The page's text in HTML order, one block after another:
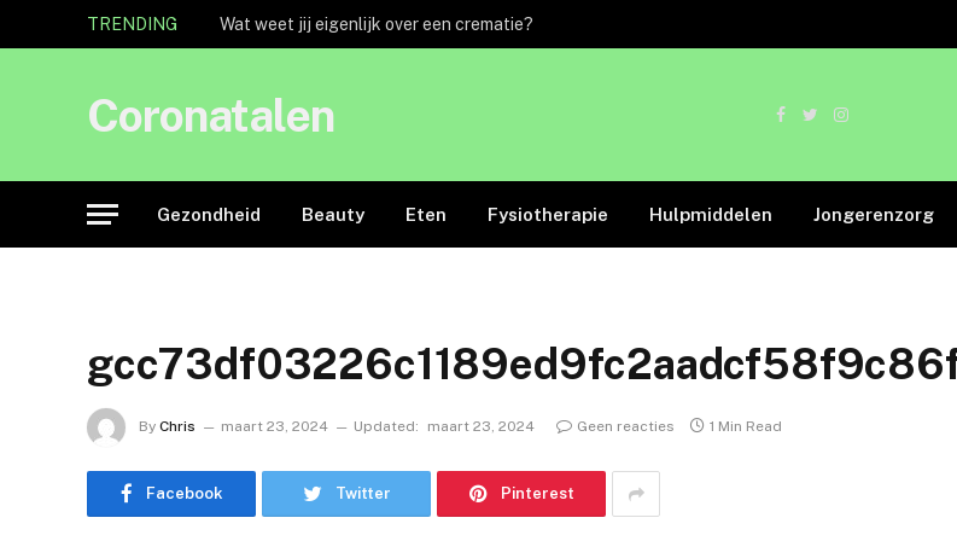
TRENDING Wat weet jij eigenlijk over een crematie?
Coronatalen Facebook
TwitterInstagram
Gezondheid Beauty Eten Fysiotherapie Hulpmiddelen Jongerenzorg
By Chris maart 23, 2024 Updated: maart 23, 2024 Geen reacties 1 Min Read
Facebook Twitter Pinterest